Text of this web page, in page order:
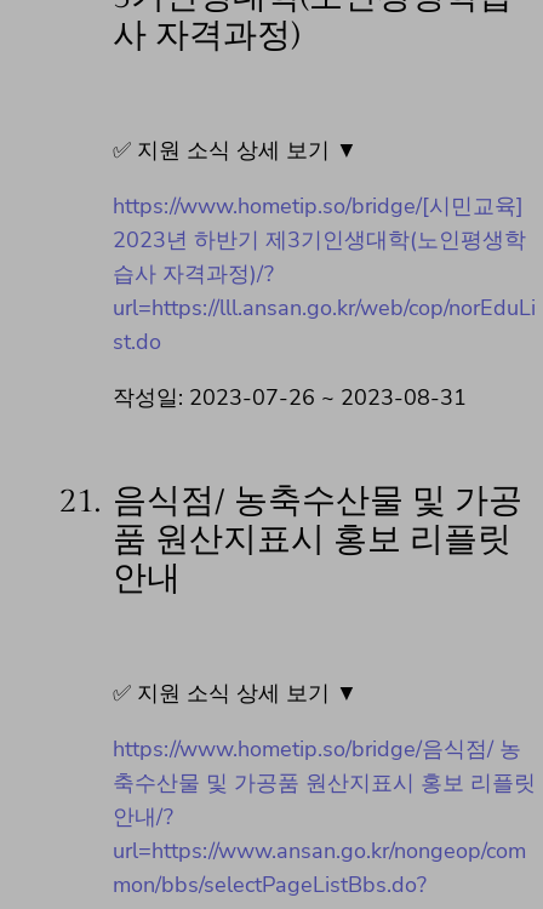
사 자격과정)
✅ 지원 소식 상세 보기 ▼
https://www.hometip.so/bridge/[시민교육]
2023년 하반기 제3기인생대학(노인평생학
습사 자격과정)/?
url=https://lll.ansan.go.kr/web/cop/norEduLi
st.do
작성일: 2023-07-26 ~ 2023-08-31
21. 음식점/ 농축수산물 및 가공
품 원산지표시 홍보 리플릿
안내
✅ 지원 소식 상세 보기 ▼
https://www.hometip.so/bridge/음식점/ 농
축수산물 및 가공품 원산지표시 홍보 리플릿
안내/?
url=https://www.ansan.go.kr/nongeop/com
mon/bbs/selectPageListBbs.do?